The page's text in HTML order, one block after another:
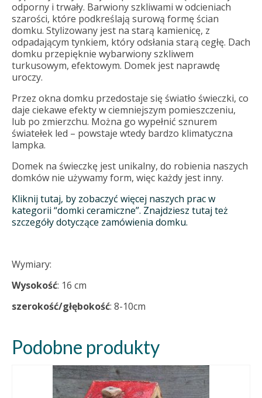
odporny i trwały. Barwiony szkliwami w odcieniach
szarości, które podkreślają surową formę ścian
domku. Stylizowany jest na starą kamienicę, z
odpadającym tynkiem, który odsłania starą cegłę. Dach
domku przepięknie wybarwiony szkliwem
turkusowym, efektowym. Domek jest naprawdę
uroczy.
Przez okna domku przedostaje się światło świeczki, co
daje ciekawe efekty w ciemniejszym pomieszczeniu,
lub po zmierzchu. Można go wypełnić sznurem
światełek led – powstaje wtedy bardzo klimatyczna
lampka.
Domek na świeczkę jest unikalny, do robienia naszych
domków nie używamy form, więc każdy jest inny.
Kliknij tutaj, by zobaczyć więcej naszych prac w
kategorii “domki ceramiczne”. Znajdziesz tutaj też
szczegóły dotyczące zamówienia domku.
Wymiary:
Wysokość: 16 cm
szerokość/głębokość: 8-10cm
Podobne produkty